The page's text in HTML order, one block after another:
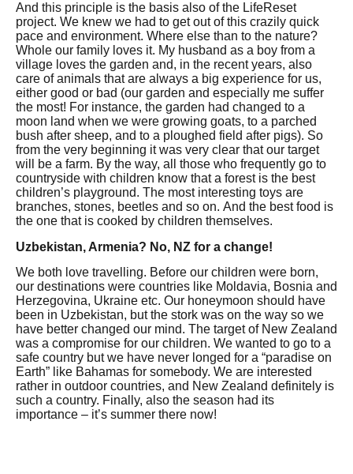
And this principle is the basis also of the LifeReset
project. We knew we had to get out of this crazily quick
pace and environment. Where else than to the nature?
Whole our family loves it. My husband as a boy from a
village loves the garden and, in the recent years, also
care of animals that are always a big experience for us,
either good or bad (our garden and especially me suffer
the most! For instance, the garden had changed to a
moon land when we were growing goats, to a parched
bush after sheep, and to a ploughed field after pigs). So
from the very beginning it was very clear that our target
will be a farm. By the way, all those who frequently go to
countryside with children know that a forest is the best
children’s playground. The most interesting toys are
branches, stones, beetles and so on. And the best food is
the one that is cooked by children themselves.
Uzbekistan, Armenia? No, NZ for a change!
We both love travelling. Before our children were born,
our destinations were countries like Moldavia, Bosnia and
Herzegovina, Ukraine etc. Our honeymoon should have
been in Uzbekistan, but the stork was on the way so we
have better changed our mind. The target of New Zealand
was a compromise for our children. We wanted to go to a
safe country but we have never longed for a “paradise on
Earth” like Bahamas for somebody. We are interested
rather in outdoor countries, and New Zealand definitely is
such a country. Finally, also the season had its
importance – it’s summer there now!